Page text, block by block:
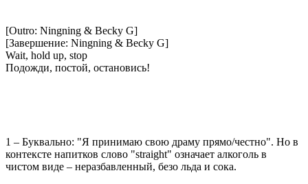
[Outro: Ningning & Becky G]
[Завершение: Ningning & Becky G]
Wait, hold up, stop
Подожди, постой, остановись!
1 – Буквально: "Я принимаю свою драму прямо/честно". Но в
контексте напитков слово "straight" означает алкоголь в
чистом виде – неразбавленный, безо льда и сока.